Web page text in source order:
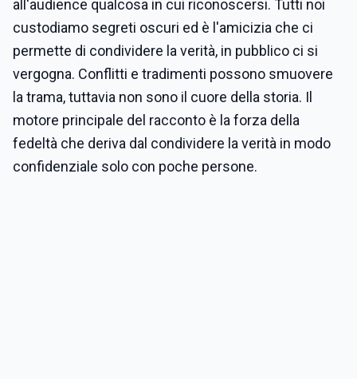
all'audience qualcosa in cui riconoscersi. Tutti noi
custodiamo segreti oscuri ed è l'amicizia che ci
permette di condividere la verità, in pubblico ci si
vergogna. Conflitti e tradimenti possono smuovere
la trama, tuttavia non sono il cuore della storia. Il
motore principale del racconto è la forza della
fedeltà che deriva dal condividere la verità in modo
confidenziale solo con poche persone.